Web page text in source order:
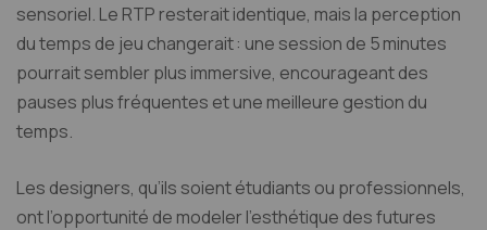
sensoriel. Le RTP resterait identique, mais la perception
du temps de jeu changerait : une session de 5 minutes
pourrait sembler plus immersive, encourageant des
pauses plus fréquentes et une meilleure gestion du
temps.
Les designers, qu’ils soient étudiants ou professionnels,
ont l’opportunité de modeler l’esthétique des futures